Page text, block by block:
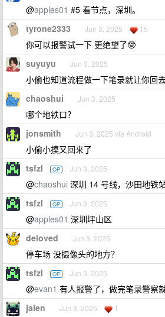
@apples01 #5 看节点，深圳。
tyrone2333 Jun 3, 2025 15
你可以报警试一下 更绝望了🤓
suyuyu Jun 3, 2025
小偷也知道流程做一下笔录就让你回
chaoshui Jun 3, 2025
哪个地铁口？
jonsmith Jun 3, 2025 via Android
小偷小摸又回来了
tsfzl OP Jun 3, 2025
@chaoshui 深圳 14 号线，沙田地铁
tsfzl OP Jun 3, 2025
@apples01 深圳坪山区
deloved Jun 3, 2025
停车场 没摄像头的地方？
tsfzl OP Jun 3, 2025
@evan1 有人报警了，做完笔录警察
jalen Jun 3, 2025 1